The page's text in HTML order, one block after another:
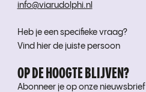
info@viarudolphi.nl
Heb je een specifieke vraag?
Vind hier de juiste persoon
OP DE HOOGTE BLIJVEN?
Abonneer je op onze nieuwsbrief